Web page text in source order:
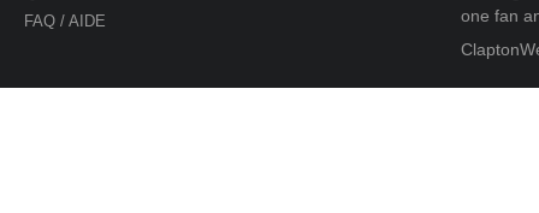
FAQ / AIDE
one fan